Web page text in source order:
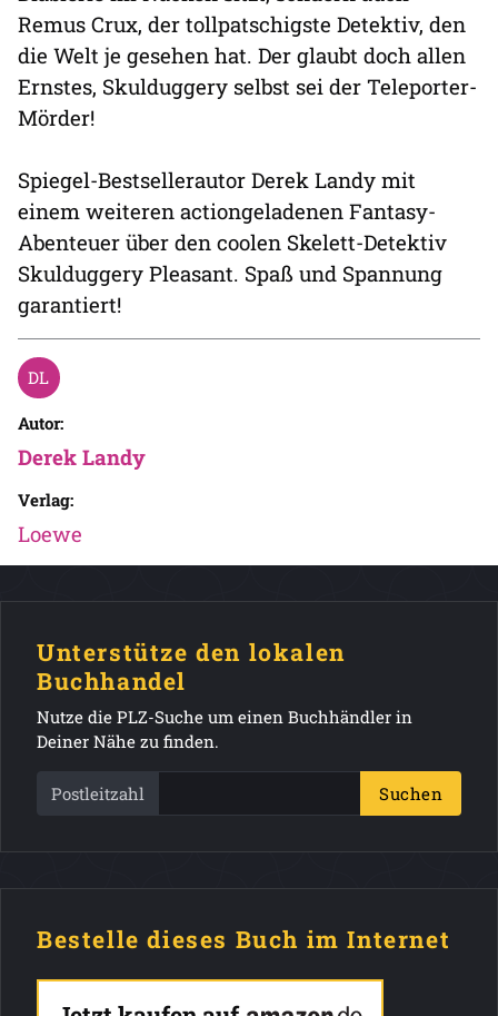
Remus Crux, der tollpatschigste Detektiv, den
die Welt je gesehen hat. Der glaubt doch allen
Ernstes, Skulduggery selbst sei der Teleporter-
Mörder!
Spiegel-Bestsellerautor Derek Landy mit
einem weiteren actiongeladenen Fantasy-
Abenteuer über den coolen Skelett-Detektiv
Skulduggery Pleasant. Spaß und Spannung
garantiert!
Autor:
Derek Landy
Verlag:
Loewe
Unterstütze den lokalen
Buchhandel
Nutze die PLZ-Suche um einen Buchhändler in
Deiner Nähe zu finden.
Postleitzahl Suchen
Bestelle dieses Buch im Internet